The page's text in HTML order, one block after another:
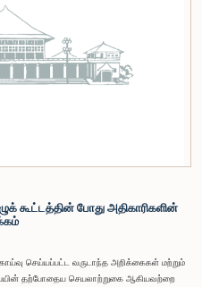
அனுசரணை வழங்கும் CII (Coalition for
கலந்துகொண்டனர்.இந்த செயலமர்வில் பங்கேற்க
இளைஞர், யுவதிகள் இங்கே
இணைப்பின் ஊடாக உரிய விண்ணப்பப்
கூட்டத்தின் போது அதிகாரிகளின்
செய்யப்பட்ட வருடாந்த அறிக்கைகள் மற்றும்
தற்போதைய செயலாற்றுகை ஆகியவற்றை